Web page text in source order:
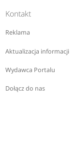
Kontakt
Reklama
Aktualizacja informacji
Wydawca Portalu
Dołącz do nas